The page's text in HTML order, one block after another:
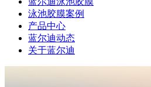
泳池胶膜案例
产品中心
蓝尔迪动态
关于蓝尔迪